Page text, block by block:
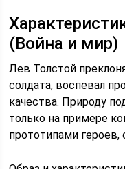
(Война и мир)
Лев Толстой
солдата, воспевал
качества. Природу
только на примере
прототипами героев,